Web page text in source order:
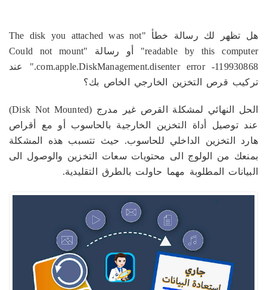
هل تظهر لك رسالة خطأ "The disk you attached was not
readable by this computer" أو رسالة "Could not mount
com.apple.DiskManagement.disenter error -119930868." عند
تركيب قرص التخزين الخارجي الخاص بك؟
الحل النهائي لمشكلة القرص غير مدرج (Disk Not Mounted)
عند توصيل أداة التخزين الخارجية بالحاسوب أو مع أقراص
هارد التخزين الداخلي للحاسوب. حيث تتسبب هذه المشكلة
بمنعك من الولوج الى محتويات سعات التخزين والوصول الى
البيانات المطلوبة مهما حاولت بالطرق التقليدية.